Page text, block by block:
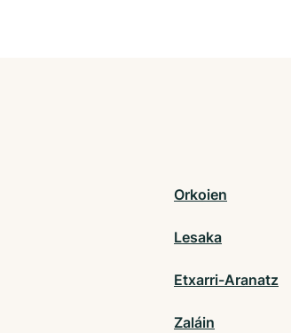
Orkoien
Lesaka
Etxarri-Aranatz
Zaláin